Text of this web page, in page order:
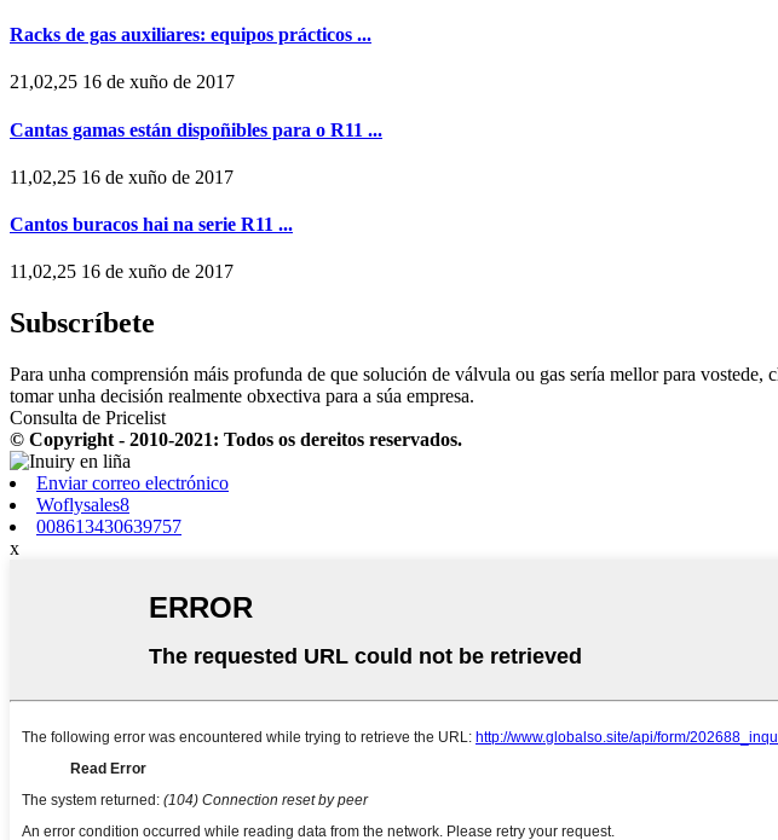
Racks de gas auxiliares: equipos prácticos ...
21,02,25 16 de xuño de 2017
Cantas gamas están dispoñibles para o R11 ...
11,02,25 16 de xuño de 2017
Cantos buracos hai na serie R11 ...
11,02,25 16 de xuño de 2017
Subscríbete
Para unha comprensión máis profunda de que solución de válvula ou gas sería mellor para
tomar unha decisión realmente obxectiva para a súa empresa.
Consulta de Pricelist
© Copyright - 2010-2021: Todos os dereitos reservados.
Enviar correo electrónico
Woflysales8
008613430639757
x